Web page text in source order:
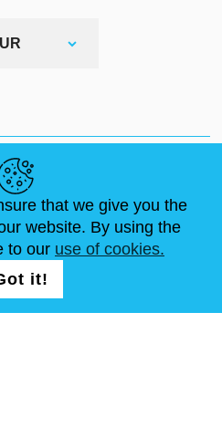
US
that we give you the
website. By using the
to our use of cookies.
it!